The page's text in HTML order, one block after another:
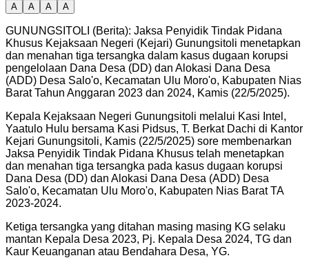
A A A A
GUNUNGSITOLI (Berita): Jaksa Penyidik Tindak Pidana
Khusus Kejaksaan Negeri (Kejari) Gunungsitoli menetapkan
dan menahan tiga tersangka dalam kasus dugaan korupsi
pengelolaan Dana Desa (DD) dan Alokasi Dana Desa
(ADD) Desa Salo'o, Kecamatan Ulu Moro'o, Kabupaten Nias
Barat Tahun Anggaran 2023 dan 2024, Kamis (22/5/2025).
Kepala Kejaksaan Negeri Gunungsitoli melalui Kasi Intel,
Yaatulo Hulu bersama Kasi Pidsus, T. Berkat Dachi di Kantor
Kejari Gunungsitoli, Kamis (22/5/2025) sore membenarkan
Jaksa Penyidik Tindak Pidana Khusus telah menetapkan
dan menahan tiga tersangka pada kasus dugaan korupsi
Dana Desa (DD) dan Alokasi Dana Desa (ADD) Desa
Salo'o, Kecamatan Ulu Moro'o, Kabupaten Nias Barat TA
2023-2024.
Ketiga tersangka yang ditahan masing masing KG selaku
mantan Kepala Desa 2023, Pj. Kepala Desa 2024, TG dan
Kaur Keuanganan atau Bendahara Desa, YG.